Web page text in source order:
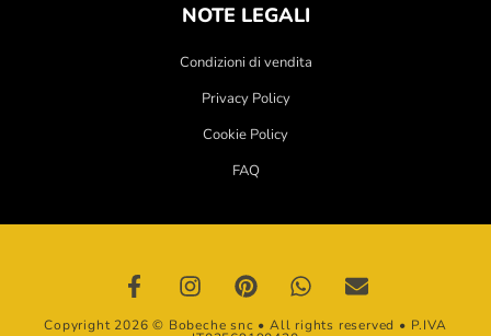
NOTE LEGALI
Condizioni di vendita
Privacy Policy
Cookie Policy
FAQ
Copyright 2026 © Bobeche snc • All rights reserved • P.IVA